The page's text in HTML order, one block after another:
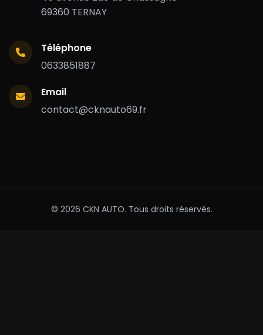
69360 TERNAY
Téléphone
0633851887
Email
contact@cknauto69.fr
© 2026 CKN AUTO. Tous droits réservés.